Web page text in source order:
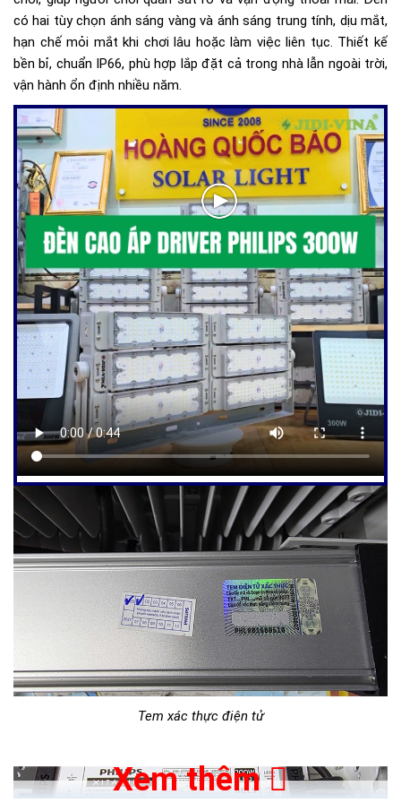
có hai tùy chọn ánh sáng vàng và ánh sáng trung tính, dịu mắt,
hạn chế mỏi mắt khi chơi lâu hoặc làm việc liên tục. Thiết kế
bền bỉ, chuẩn IP66, phù hợp lắp đặt cả trong nhà lẫn ngoài trời,
vận hành ổn định nhiều năm.
Tem xác thực điện tử
Xem thêm